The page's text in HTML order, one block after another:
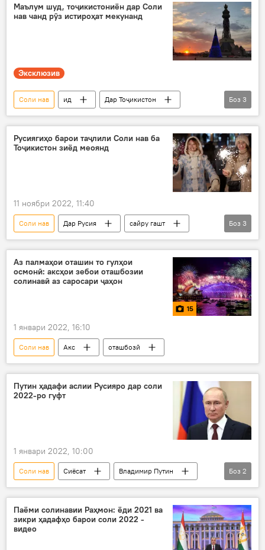
Маълум шуд, тоҷикистониён дар Соли
нав чанд рӯз истироҳат мекунанд
Эксклюзив
Соли нав ид
Дар Тоҷикистон
ҷашн
таҷлил Иҷтимоъ
Боз 3
Русиягиҳо барои таҷлили Соли нав ба
Тоҷикистон зиёд меоянд
11 ноябри 2022, 11:40
Соли нав Дар Русия
сайру гашт
Соли нав
нарх чипта
Боз 3
Аз палмаҳои оташин то гулҳои
осмонӣ: аксҳои зебои оташбозии
солинавӣ аз саросари ҷаҳон
15
1 январи 2022, 16:10
Соли нав Акс оташбозӣ
Путин ҳадафи аслии Русияро дар соли
2022-ро гуфт
1 январи 2022, 10:00
Соли нав Сиёсат
Владимир Путин
ироаи паём
Дар Русия
Боз 2
Паёми солинавии Раҳмон: ёди 2021 ва
зикри ҳадафҳо барои соли 2022 -
видео